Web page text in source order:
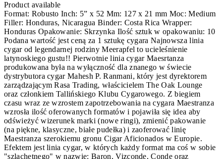
Product available
Format: Robusto Inch: 5” x 52 Mm: 127 x 21 mm Moc: Medium
Filler: Honduras, Nicaragua Binder: Costa Rica Wrapper:
Honduras Opakowanie: Skrzynka Ilość sztuk w opakowaniu: 10
Podana wartość jest ceną za 1 sztukę cygara Najnowsza linia
cygar od legendarnej rodziny Meerapfel to ucieleśnienie
latynoskiego gustu!! Pierwotnie linia cygar Maesrtanza
produkowana była na wyłączność dla znanego w świecie
dystrybutora cygar Mahesh P. Ranmani, który jest dyrektorem
zarządzającym Rasa Trading, właścicielem The Oak Lounge
oraz członkiem Tallińskiego Klubu Cygarowego. Z biegiem
czasu wraz ze wzrostem zapotrzebowania na cygara Maestranza
wzrosła ilość oferowanych formatów i pojawiła się idea aby
odświeżyć wizerunek marki (nowe ringi), zmienić pakowanie
(na piękne, klasyczne, białe pudełka) i zaoferować linię
Maestranza szerokiemu gronu Cigar Aficionados w Europie.
Efektem jest linia cygar, w których każdy format ma coś w sobie
"szlachetnego" w nazwie: Baron, Vizconde, Conde oraz